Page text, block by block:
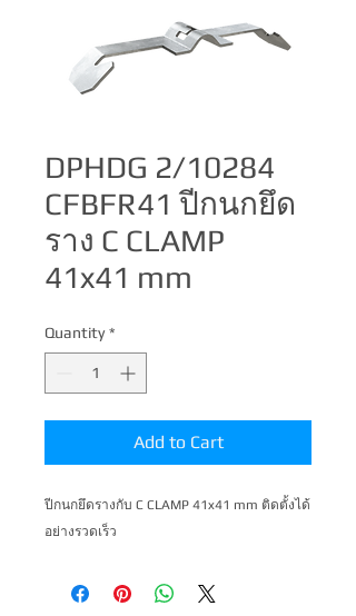
DPHDG 2/10284
CFBFR41 ปีกนกยึด
ราง C CLAMP
41x41 mm
Quantity *
Add to Cart
ปีกนกยึดรางกับ C CLAMP 41x41 mm ติดตั้งได้
อย่างรวดเร็ว